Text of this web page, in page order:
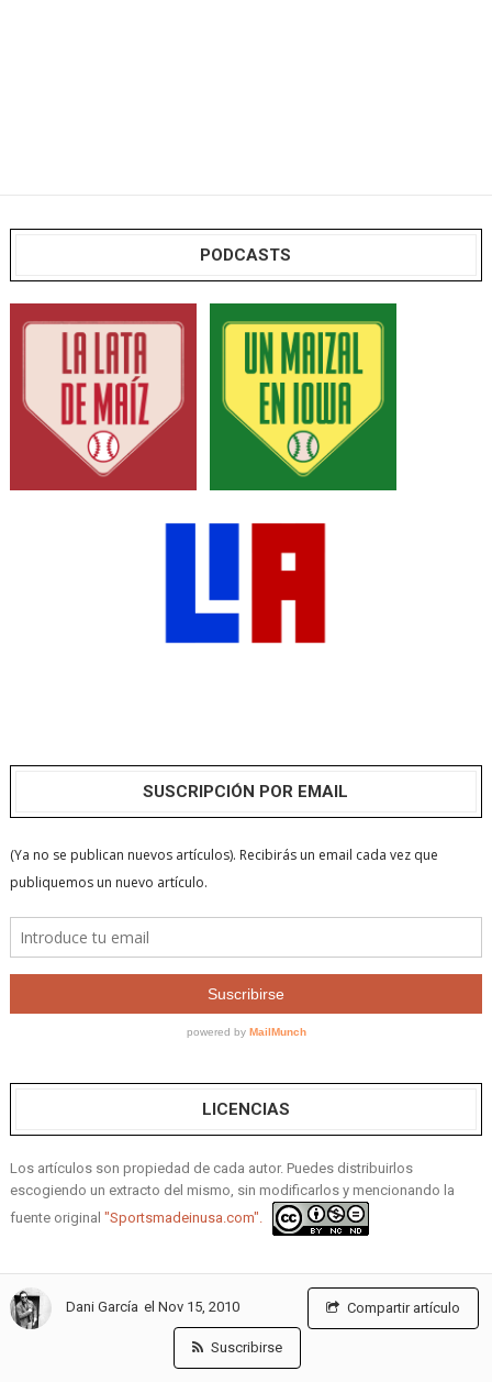
Dani García el Nov 15, 2010 Compartir artículo
Suscribirse
PODCASTS
SUSCRIPCIÓN POR EMAIL
LICENCIAS
Los artículos son propiedad de cada autor. Puedes distribuirlos
escogiendo un extracto del mismo, sin modificarlos y mencionando la
fuente original "Sportsmadeinusa.com".
LA BIBLIA DEL BÉISBOL